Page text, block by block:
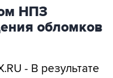
НПЗ
обломков
- В результате